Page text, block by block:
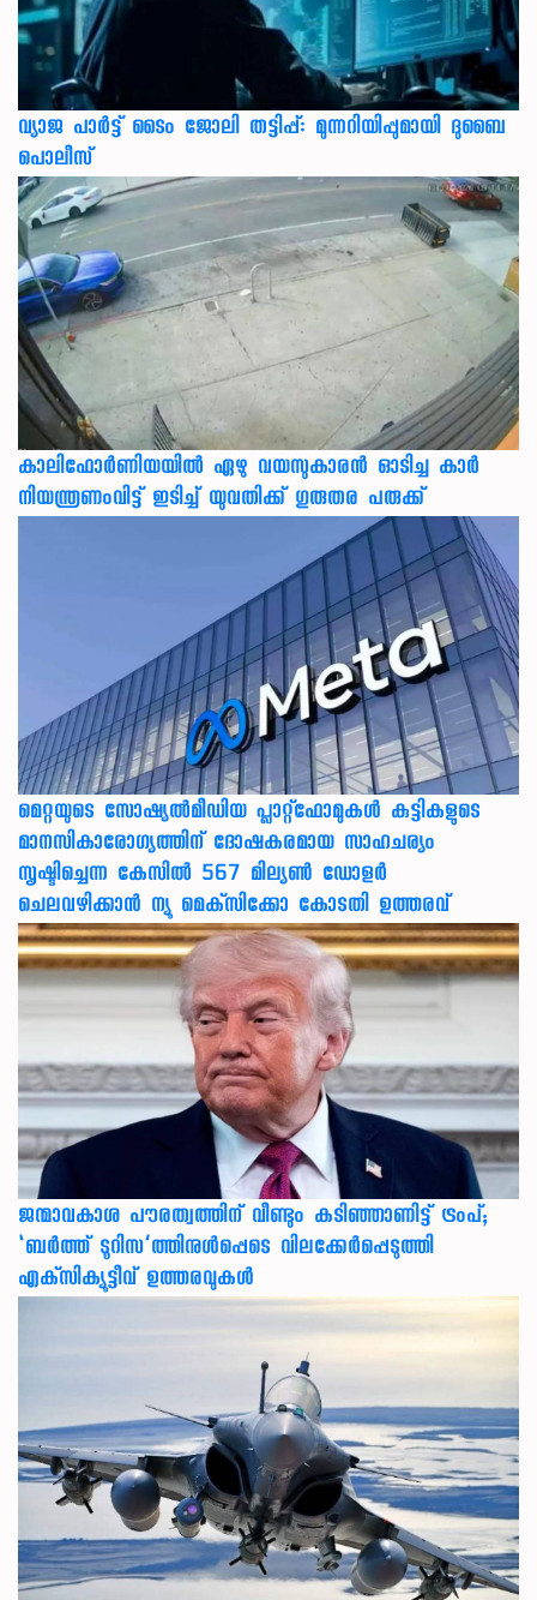
വ്യാജ പാർട്ട് ടൈം ജോലി തട്ടിപ്പ്: മുന്നറിയിപ്പുമായി ദുബൈ
പൊലീസ്
കാലിഫോര്‍ണിയയില്‍ ഏഴു വയസുകാരന്‍ ഓടിച്ച കാര്‍
നിയന്ത്രണംവിട്ട് ഇടിച്ച് യുവതിക്ക് ഗുരുതര പരുക്ക്
മെറ്റയുടെ സോഷ്യല്‍മീഡിയ പ്ലാറ്റ്‌ഫോമുകള്‍ കുട്ടികളുടെ
മാനസികാരോഗ്യത്തിന് ദോഷകരമായ സാഹചര്യം
സൃഷ്ടിച്ചെന്ന കേസില്‍ 567 മില്യണ്‍ ഡോളര്‍
ചെലവഴിക്കാന്‍ ന്യൂ മെക്‌സിക്കോ കോടതി ഉത്തരവ്
ജന്മാവകാശ പൗരത്വത്തിന് വീണ്ടും കടിഞ്ഞാണിട്ട് ട്രംപ്;
‘ബര്‍ത്ത് ടൂറിസ’ത്തിനുള്‍പ്പെടെ വിലക്കേര്‍പ്പെടുത്തി
എക്‌സിക്യൂട്ടീവ് ഉത്തരവുകള്‍